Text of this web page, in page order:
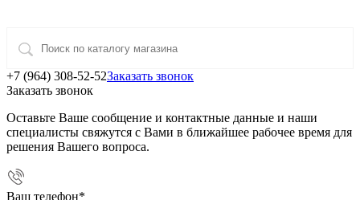
+7 (964) 308-52-52Заказать звонок
Заказать звонок
Оставьте Ваше сообщение и контактные данные и наши
специалисты свяжутся с Вами в ближайшее рабочее время для
решения Вашего вопроса.
Ваш телефон*